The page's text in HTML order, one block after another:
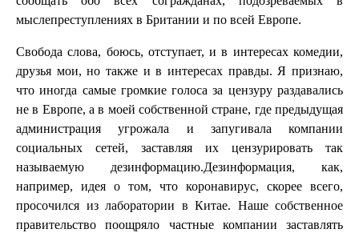
мыслепреступлениях в Британии и по всей Европе.
Свобода слова, боюсь, отступает, и в интересах комедии,
друзья мои, но также и в интересах правды. Я признаю,
что иногда самые громкие голоса за цензуру раздавались
не в Европе, а в моей собственной стране, где предыдущая
администрация угрожала и запугивала компании
социальных сетей, заставляя их цензурировать так
называемую дезинформацию.Дезинформация, как,
например, идея о том, что коронавирус, скорее всего,
просочился из лаборатории в Китае. Наше собственное
правительство поощряло частные компании заставлять